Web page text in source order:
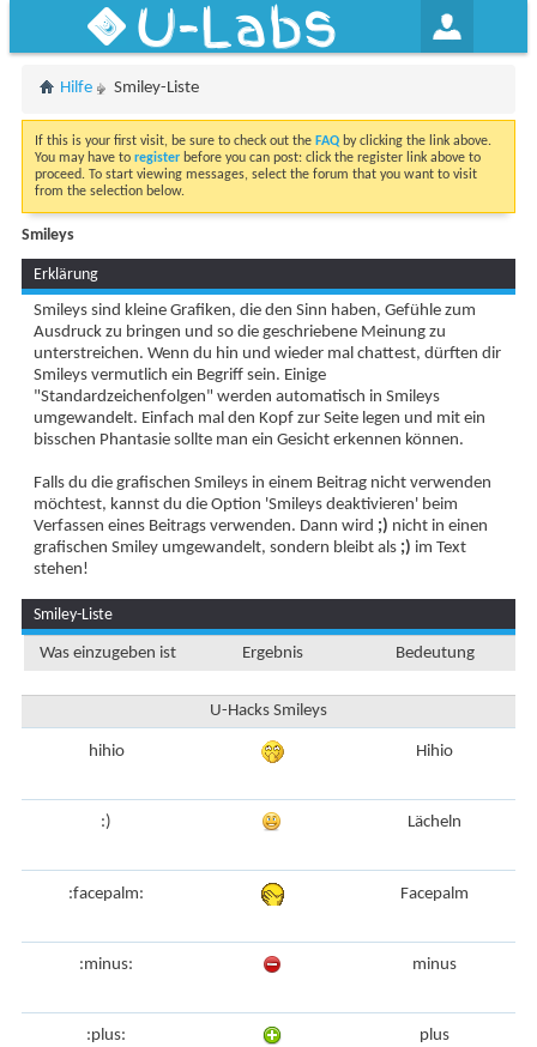
U-Labs
Hilfe Smiley-Liste
If this is your first visit, be sure to check out the FAQ by clicking the link above.
You may have to register before you can post: click the register link above to
proceed. To start viewing messages, select the forum that you want to visit
from the selection below.
Smileys
Erklärung
Smileys sind kleine Grafiken, die den Sinn haben, Gefühle zum
Ausdruck zu bringen und so die geschriebene Meinung zu
unterstreichen. Wenn du hin und wieder mal chattest, dürften dir
Smileys vermutlich ein Begriff sein. Einige
"Standardzeichenfolgen" werden automatisch in Smileys
umgewandelt. Einfach mal den Kopf zur Seite legen und mit ein
bisschen Phantasie sollte man ein Gesicht erkennen können.
Falls du die grafischen Smileys in einem Beitrag nicht verwenden
möchtest, kannst du die Option 'Smileys deaktivieren' beim
Verfassen eines Beitrags verwenden. Dann wird ;) nicht in einen
grafischen Smiley umgewandelt, sondern bleibt als ;) im Text
stehen!
Smiley-Liste
Was einzugeben ist Ergebnis Bedeutung
U-Hacks Smileys
hihio Hihio
:) Lächeln
:facepalm: Facepalm
:minus: minus
:plus: plus